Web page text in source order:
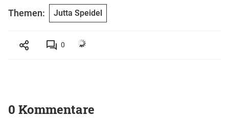
Themen: Jutta Speidel
0
0 Kommentare